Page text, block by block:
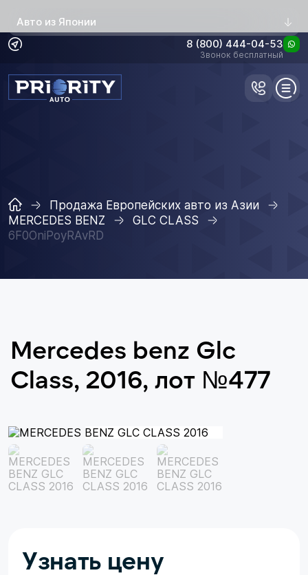
Авто из Японии
8 (800) 444-04-53
Звонок бесплатный
Продажа Европейских авто из Азии
MERCEDES BENZ
GLC CLASS
6F0OniPoyRAvRD
Mercedes benz Glc
Class, 2016, лот №477
Узнать цену